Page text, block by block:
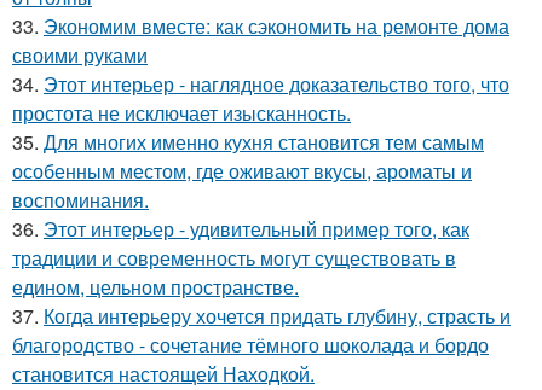
33. Экономим вместе: как сэкономить на ремонте дома
своими руками
34. Этот интерьер - наглядное доказательство того, что
простота не исключает изысканность.
35. Для многих именно кухня становится тем самым
особенным местом, где оживают вкусы, ароматы и
воспоминания.
36. Этот интерьер - удивительный пример того, как
традиции и современность могут существовать в
едином, цельном пространстве.
37. Когда интерьеру хочется придать глубину, страсть и
благородство - сочетание тёмного шоколада и бордо
становится настоящей Находкой.